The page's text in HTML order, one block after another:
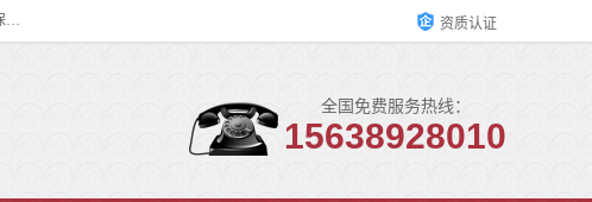
河南力安测控科技有限公司专注提供智慧消防管理系统,智慧消防系统,智慧消防云平台等设备能源管理大数据服务。河南力安测控科技有限公司把“保障设备运行安全可控,让设备管理变得简单”确定为力安的历史使命。 资质认证
全国免费服务热线：
15638928010